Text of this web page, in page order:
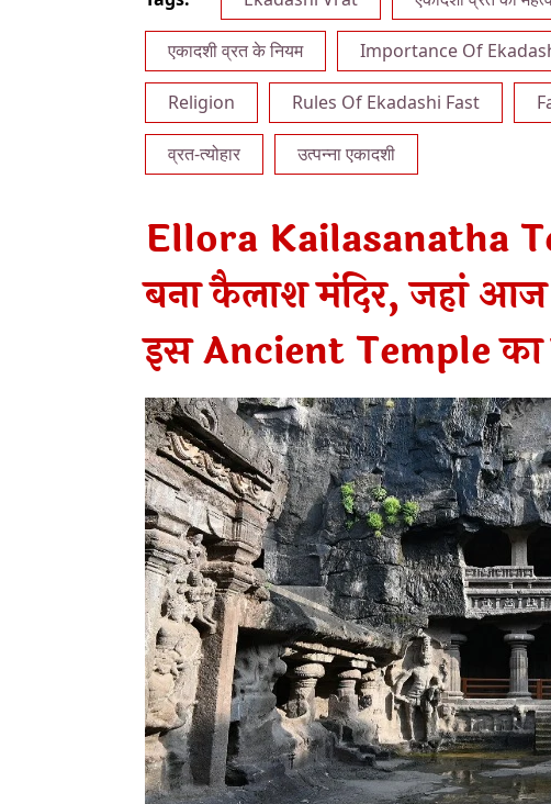
एकादशी व्रत के नियम Importance Of
Religion Rules Of Ekadashi Fast
व्रत-त्योहार उत्पन्ना एकादशी
Ellora Kailasanatha
बना कैलाश मंदिर, जहां
इस Ancient Temple का